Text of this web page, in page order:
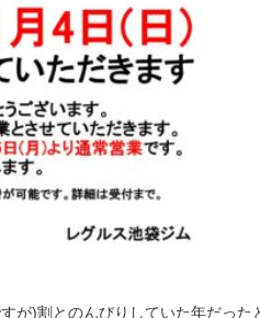
が)割とのんびりしていた年だっ